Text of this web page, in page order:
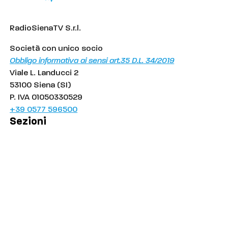
RadioSienaTV S.r.l.
Società con unico socio
Obbligo informativa ai sensi art.35 D.L. 34/2019
Viale L. Landucci 2
53100 Siena (SI)
P. IVA 01050330529
+39 0577 596500
Sezioni